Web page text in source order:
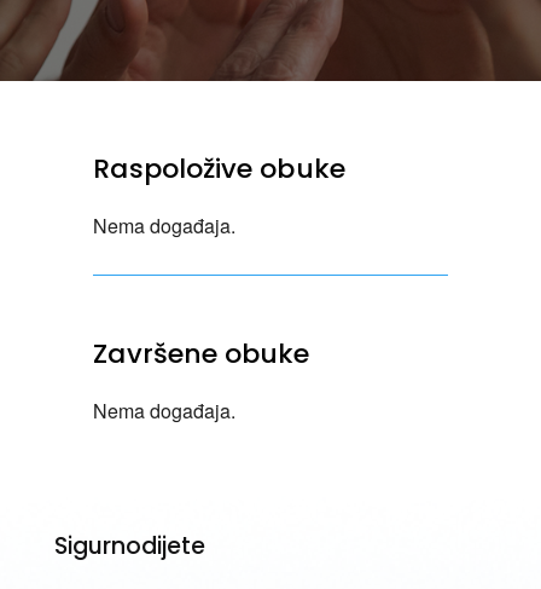
Raspoložive obuke
Nema događaja.
Završene obuke
Nema događaja.
Sigurnodijete